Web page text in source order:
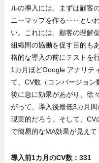
ルの導入には、まずは顧客
ニーマップを作る‥‥とい
い。これには、顧客の理解
組織間の協働を促す目的も
格的な導入の前にテストを
1カ月ほどGoogle アナリテ
て、CV数（コンバージョ
後に急に効果があがり、徐
がって、導入後最低3カ月
現実的だろう。そして、CV
で簡易的なMA効果が見えて
導入前1カ月のCV数：331